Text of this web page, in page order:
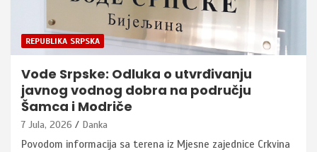
REPUBLIKA SRPSKA
Vode Srpske: Odluka o utvrđivanju
javnog vodnog dobra na području
Šamca i Modriče
7 Jula, 2026 Danka
Povodom informacija sa terena iz Mjesne zajednice Crkvina